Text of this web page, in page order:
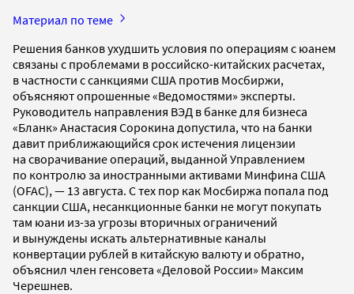
Материал по теме
Решения банков ухудшить условия по операциям с юанем
связаны с проблемами в российско-китайских расчетах,
в частности с санкциями США против Мосбиржи,
объясняют опрошенные «Ведомостями» эксперты.
Руководитель направления ВЭД в банке для бизнеса
«Бланк» Анастасия Сорокина допустила, что на банки
давит приближающийся срок истечения лицензии
на сворачивание операций, выданной Управлением
по контролю за иностранными активами Минфина США
(OFAC), — 13 августа. С тех пор как Мосбиржа попала под
санкции США, несанкционные банки не могут покупать
там юани из-за угрозы вторичных ограничений
и вынуждены искать альтернативные каналы
конвертации рублей в китайскую валюту и обратно,
объяснил член генсовета «Деловой России» Максим
Черешнев.